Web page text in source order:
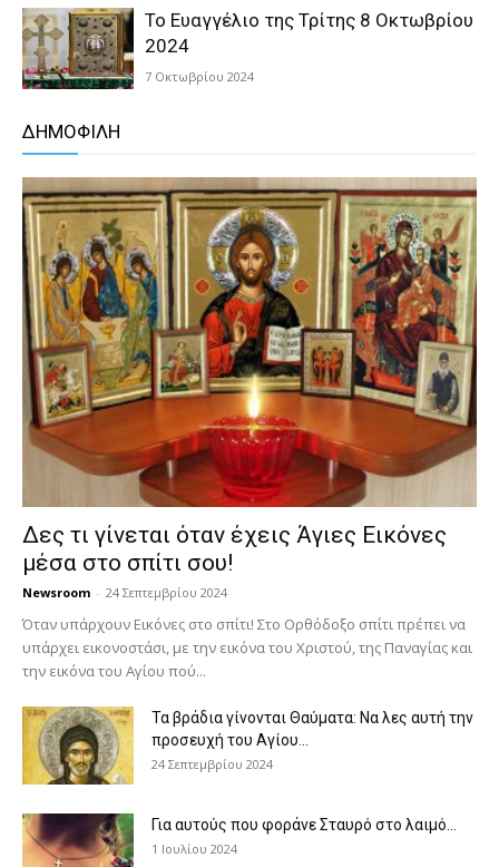
Το Ευαγγέλιο της Τρίτης 8 Οκτωβρίου
2024
7 Οκτωβρίου 2024
ΔΗΜΟΦΙΛΗ
Δες τι γίνεται όταν έχεις Άγιες Εικόνες
μέσα στο σπίτι σου!
Newsroom - 24 Σεπτεμβρίου 2024
Όταν υπάρχουν Εικόνες στο σπίτι! Στο Ορθόδοξο σπίτι πρέπει να
υπάρχει εικονοστάσι, με την εικόνα του Χριστού, της Παν­αγίας και
την εικόνα του Αγίου πού...
Τα βράδια γίνονται Θαύματα: Να λες αυτή την
προσευχή του Αγίου...
24 Σεπτεμβρίου 2024
Για αυτούς που φοράνε Σταυρό στο λαιμό…
1 Ιουλίου 2024